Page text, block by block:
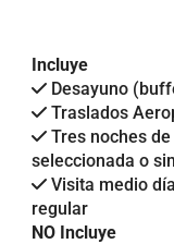
Incluye
Desayuno
Traslados
Tres noches
seleccionada o
Visita medio
regular
NO Incluye